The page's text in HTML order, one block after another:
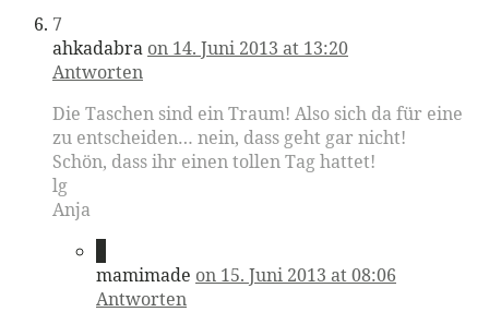
7
ahkadabra on 14. Juni 2013 at 13:20
Antworten
Die Taschen sind ein Traum! Also sich da für eine
zu entscheiden… nein, dass geht gar nicht!
Schön, dass ihr einen tollen Tag hattet!
lg
Anja
mamimade on 15. Juni 2013 at 08:06
Antworten